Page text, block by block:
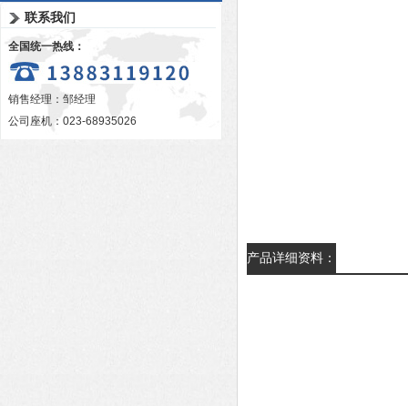
联系我们
全国统一热线：
销售经理：邹经理
公司座机：023-68935026
产品详细资料：